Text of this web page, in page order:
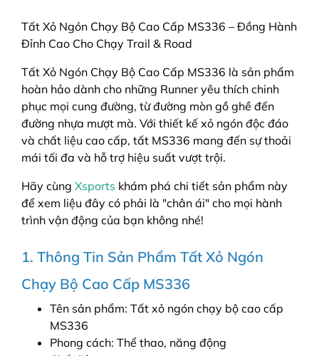
Tất Xỏ Ngón Chạy Bộ Cao Cấp MS336 – Đồng Hành
Đỉnh Cao Cho Chạy Trail & Road
Tất Xỏ Ngón Chạy Bộ Cao Cấp MS336 là sản phẩm
hoàn hảo dành cho những Runner yêu thích chinh
phục mọi cung đường, từ đường mòn gồ ghề đến
đường nhựa mượt mà. Với thiết kế xỏ ngón độc đáo
và chất liệu cao cấp, tất MS336 mang đến sự thoải
mái tối đa và hỗ trợ hiệu suất vượt trội.
Hãy cùng Xsports khám phá chi tiết sản phẩm này
để xem liệu đây có phải là "chân ái" cho mọi hành
trình vận động của bạn không nhé!
1. Thông Tin Sản Phẩm Tất Xỏ Ngón
Chạy Bộ Cao Cấp MS336
Tên sản phẩm: Tất xỏ ngón chạy bộ cao cấp
MS336
Phong cách: Thể thao, năng động